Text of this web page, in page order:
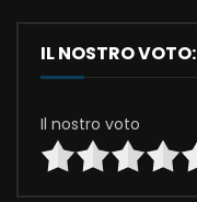
IL NOSTRO VOTO:
Il nostro voto